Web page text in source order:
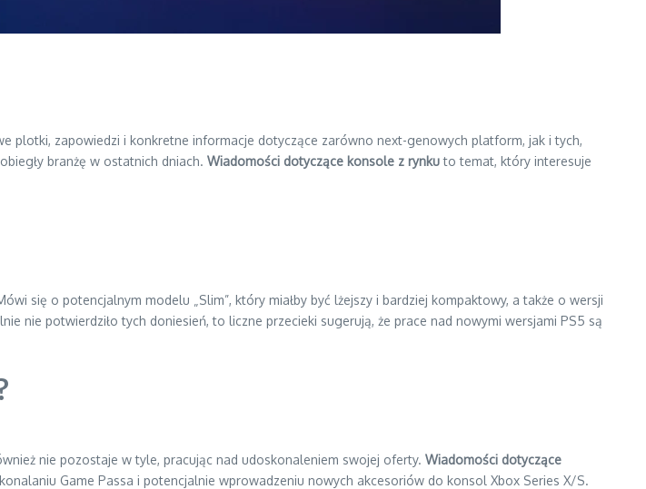
plotki, zapowiedzi i konkretne informacje dotyczące zarówno next-genowych platform, jak i tych,
branżę w ostatnich dniach. Wiadomości dotyczące konsole z rynkuto temat, który interesuje
się o potencjalnym modelu „Slim”, który miałby być lżejszy i bardziej kompaktowy, a także o wersji
nie potwierdziło tych doniesień, to liczne przecieki sugerują, że prace nad nowymi wersjami PS5 są
nie pozostaje w tyle, pracując nad udoskonaleniem swojej oferty. Wiadomości dotyczące
Game Passa i potencjalnie wprowadzeniu nowych akcesoriów do konsol Xbox Series X/S.